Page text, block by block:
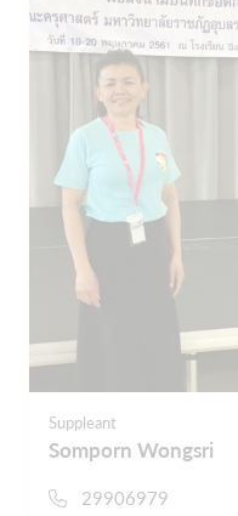
Suppleant
Somporn Wongsri
29906979